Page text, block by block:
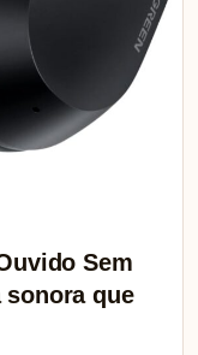
Sem
sonora que